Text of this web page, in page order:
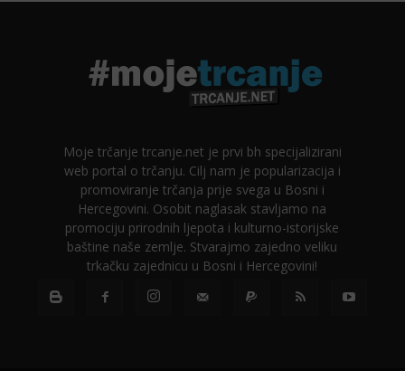
Moje trčanje trcanje.net je prvi bh specijalizirani
web portal o trčanju. Cilj nam je popularizacija i
promoviranje trčanja prije svega u Bosni i
Hercegovini. Osobit naglasak stavljamo na
promociju prirodnih ljepota i kulturno-istorijske
baštine naše zemlje. Stvarajmo zajedno veliku
trkačku zajednicu u Bosni i Hercegovini!